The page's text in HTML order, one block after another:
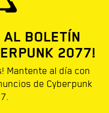
AL BOLETÍN
2077!
Mantente al día con
de Cyberpunk